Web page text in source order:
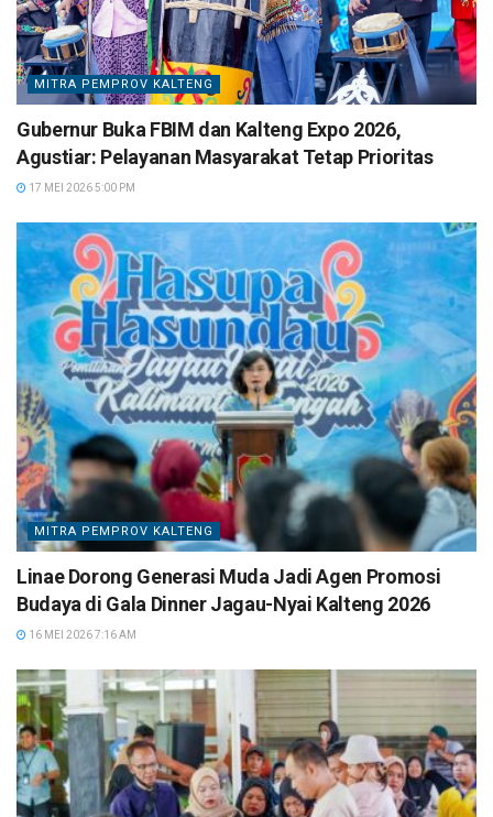
MITRA PEMPROV KALTENG
Gubernur Buka FBIM dan Kalteng Expo 2026,
Agustiar: Pelayanan Masyarakat Tetap Prioritas
17 MEI 2026 5:00 PM
MITRA PEMPROV KALTENG
Linae Dorong Generasi Muda Jadi Agen Promosi
Budaya di Gala Dinner Jagau-Nyai Kalteng 2026
16 MEI 2026 7:16 AM